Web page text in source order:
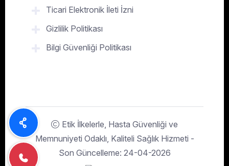
Ticari Elektronik İleti İzni
Gizlilik Politikası
Bilgi Güvenliği Politikası
Etik İlkelerle, Hasta Güvenliği ve
Memnuniyeti Odaklı, Kaliteli Sağlık Hizmeti -
Son Güncelleme: 24-04-2026